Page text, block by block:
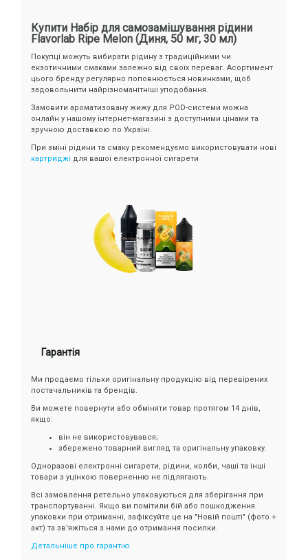
Купити Набір для самозамішування рідини
Flavorlab Ripe Melon (Диня, 50 мг, 30 мл)
Покупці можуть вибирати рідину з традиційними чи
екзотичними смаками залежно від своїх переваг. Асортимент
цього бренду регулярно поповнюється новинками, щоб
задовольнити найрізноманітніші уподобання.
Замовити ароматизовану жижу для POD-системи можна
онлайн у нашому інтернет-магазині з доступними цінами та
зручною доставкою по Україні.
При зміні рідини та смаку рекомендуємо використовувати нові
картриджі для вашої електронної сигарети
Гарантія
Ми продаємо тільки оригінальну продукцію від перевірених
постачальників та брендів.
Ви можете повернути або обміняти товар протягом 14 днів,
якщо:
він не використовувався;
збережено товарний вигляд та оригінальну упаковку.
Одноразові електронні сигарети, рідини, колби, чаші та інші
товари з уцінкою поверненню не підлягають.
Всі замовлення ретельно упаковуються для зберігання при
транспортуванні. Якщо ви помітили бій або пошкодження
упаковки при отриманні, зафіксуйте це на "Новій пошті" (фото +
акт) та зв'яжіться з нами до отримання посилки.
Детальніше про гарантію